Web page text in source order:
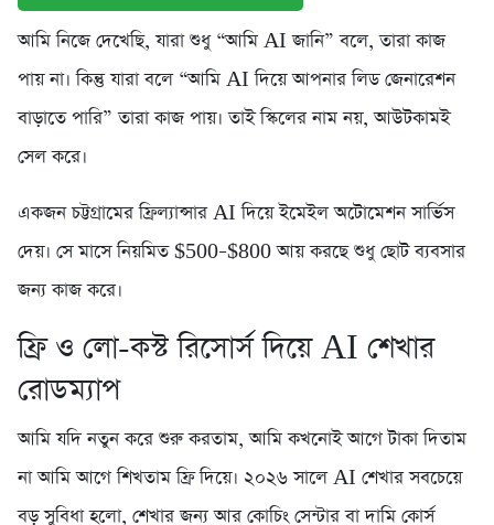
আমি নিজে দেখেছি, যারা শুধু “আমি AI জানি” বলে, তারা কাজ
পায় না। কিন্তু যারা বলে “আমি AI দিয়ে আপনার লিড জেনারেশন
বাড়াতে পারি” তারা কাজ পায়। তাই স্কিলের নাম নয়, আউটকামই
সেল করে।
একজন চট্টগ্রামের ফ্রিল্যান্সার AI দিয়ে ইমেইল অটোমেশন সার্ভিস
দেয়। সে মাসে নিয়মিত $500–$800 আয় করছে শুধু ছোট ব্যবসার
জন্য কাজ করে।
ফ্রি ও লো-কস্ট রিসোর্স দিয়ে AI শেখার
রোডম্যাপ
আমি যদি নতুন করে শুরু করতাম, আমি কখনোই আগে টাকা দিতাম
না আমি আগে শিখতাম ফ্রি দিয়ে। ২০২৬ সালে AI শেখার সবচেয়ে
বড় সুবিধা হলো, শেখার জন্য আর কোচিং সেন্টার বা দামি কোর্স